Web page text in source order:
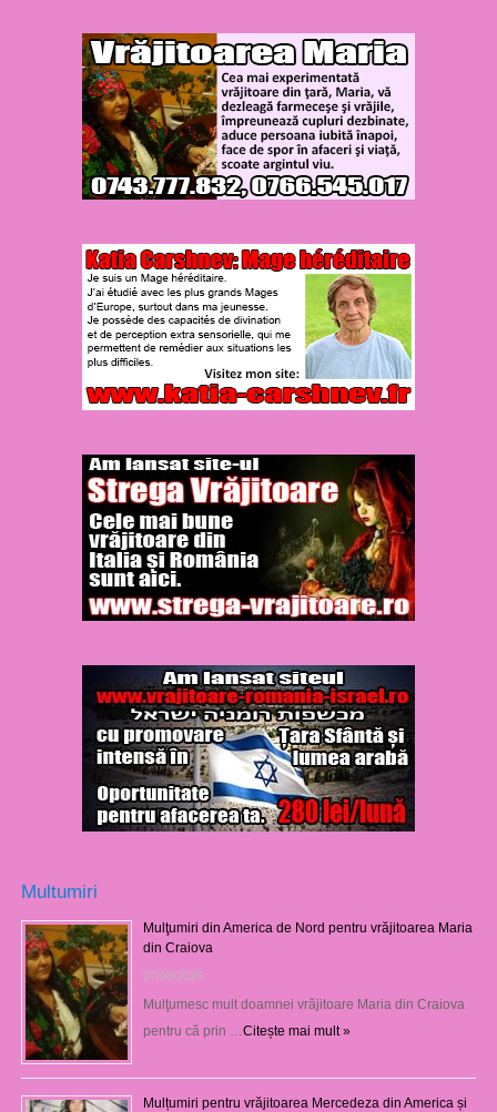
Multumiri
Mulţumiri din America de Nord pentru vrăjitoarea Maria
din Craiova
07/08/2026
Mulţumesc mult doamnei vrăjitoare Maria din Craiova
pentru că prin … Citește mai mult »
Mulțumiri pentru vrăjitoarea Mercedeza din America și